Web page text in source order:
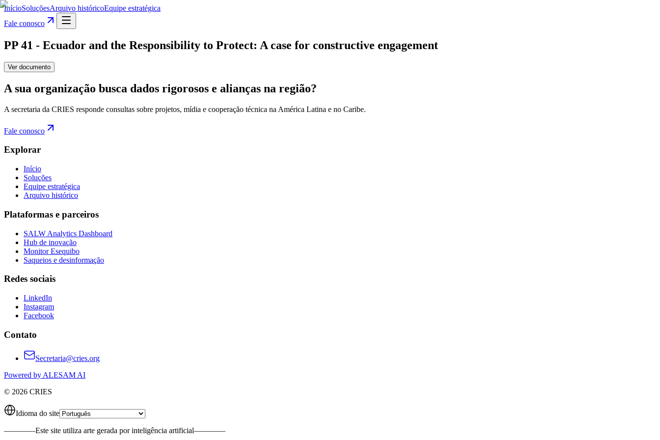
InícioSoluçõesArquivo históricoEquipe estratégica
Fale conosco
PP 41 - Ecuador and the Responsibility to Protect: A case for constructive engagement
Ver documento
A sua organização busca dados rigorosos e alianças na região?
A secretaria da CRIES responde consultas sobre projetos, mídia e cooperação técnica na América Latina e no Caribe.
Fale conosco
Explorar
Início
Soluções
Equipe estratégica
Arquivo histórico
Plataformas e parceiros
SALW Analytics Dashboard
Hub de inovação
Monitor Esequibo
Saqueios e desinformação
Redes sociais
LinkedIn
Instagram
Facebook
Contato
Secretaria@cries.org
Powered by ALESAM AI
© 2026 CRIES
Idioma do site
————Este site utiliza arte gerada por inteligência artificial————